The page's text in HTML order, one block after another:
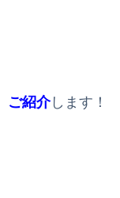
ご紹介します！